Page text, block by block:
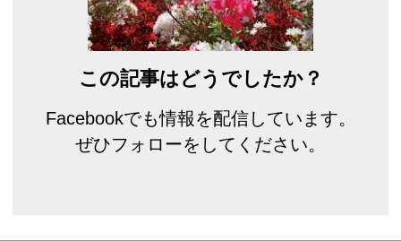
この記事はどうでしたか？
Facebookでも情報を配信しています。
ぜひフォローをしてください。